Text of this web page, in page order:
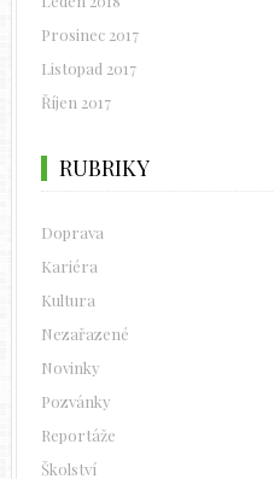
Prosinec 2017
Listopad 2017
Říjen 2017
RUBRIKY
Doprava
Kariéra
Kultura
Nezařazené
Novinky
Pozvánky
Reportáže
Školství